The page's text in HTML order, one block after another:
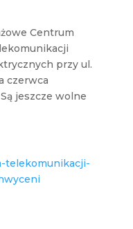
Centrum
przy ul.
czerwca
jeszcze wolne
telekomunikacji-